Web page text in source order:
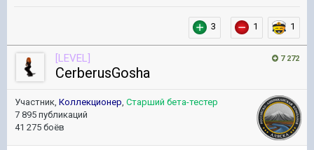
3 1 1
7 272
[LEVEL]
CerberusGosha
Участник, Коллекционер, Старший бета-тестер
7 895 публикаций
41 275 боёв